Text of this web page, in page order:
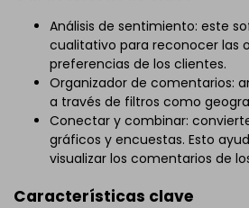
Análisis de sentimiento: este
cualitativo para reconocer las
preferencias de los clientes.
Organizador de comentarios:
a través de filtros como
Conectar y combinar:
gráficos y encuestas. Esto
visualizar los comentarios de
Características clave